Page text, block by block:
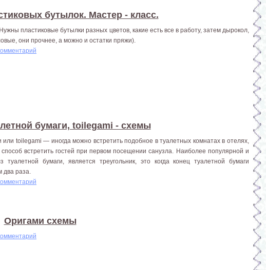
бутылок. Мастер - класс.
пластиковые бутылки разных цветов, какие есть все в работу, затем дырокол,
они прочнее, а можно и остатки пряжи).
бумаги, toilegami - схемы
или toilegami — иногда можно встретить подобное в туалетных комнатах в отелях,
встретить гостей при первом посещении санузла. Наиболее популярной и
бумаги, является треугольник, это когда конец туалетной бумаги
два раза.
Оригами схемы